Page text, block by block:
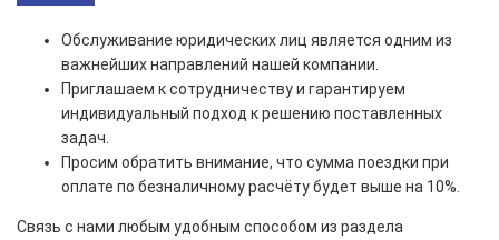
Обслуживание юридических лиц является одним из
важнейших направлений нашей компании.
Приглашаем к сотрудничеству и гарантируем
индивидуальный подход к решению поставленных
задач.
Просим обратить внимание, что сумма поездки при
оплате по безналичному расчёту будет выше на 10%.
Связь с нами любым удобным способом из раздела